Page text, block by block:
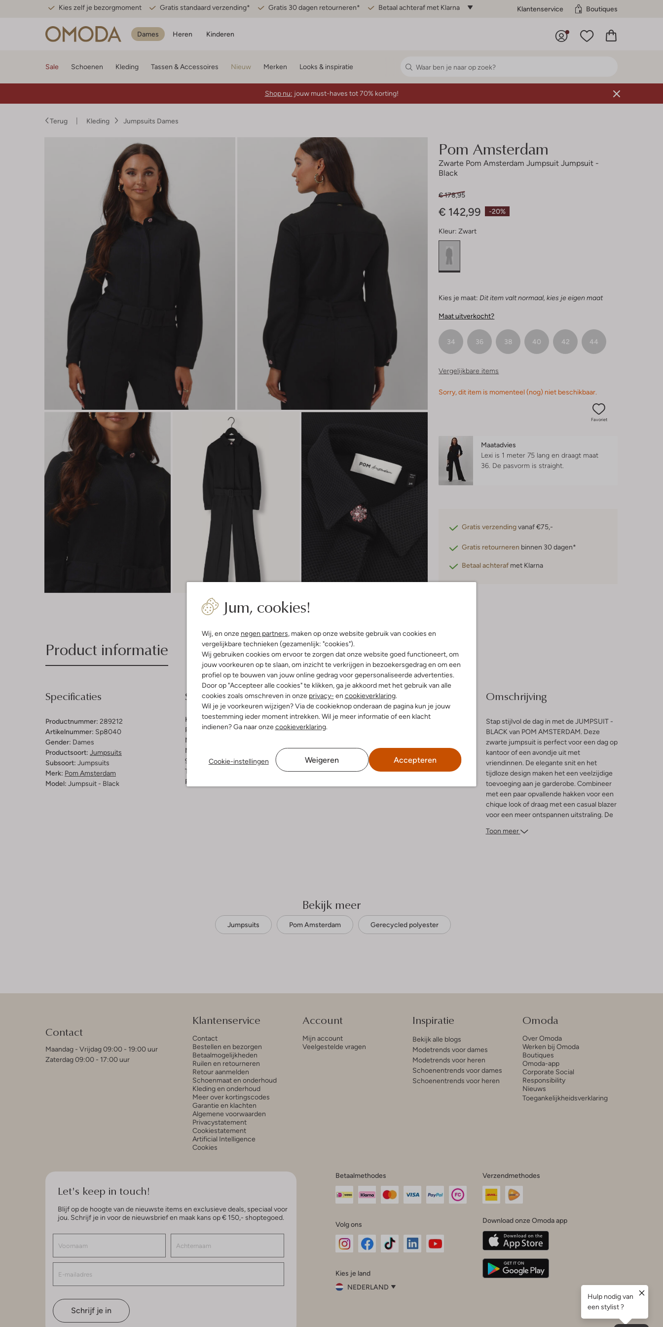
Kies zelf je bezorgmoment Gratis standaard verzending* Gratis 30 dagen retourneren* Betaal achteraf met Klarna Klantenservice Boutiques
Dames Heren Kinderen
Jum, cookies!
Wij, en onze negen partners, maken op onze website gebruik van cookies en
vergelijkbare technieken (gezamenlijk: "cookies").
Wij gebruiken cookies om ervoor te zorgen dat onze website goed functioneert, om
jouw voorkeuren op te slaan, om inzicht te verkrijgen in bezoekersgedrag en om een
profiel op te bouwen van jouw online gedrag voor gepersonaliseerde advertenties.
Door op "Accepteer alle cookies" te klikken, ga je akkoord met het gebruik van alle
cookies zoals omschreven in onze privacy- en cookieverklaring.
Wil je je voorkeuren wijzigen? Via de cookieknop onderaan de pagina kun je jouw
toestemming ieder moment intrekken. Wil je meer informatie of een klacht
indienen? Ga naar onzecookieverklaring.
Cookie-instellingen Weigeren Accepteren
Sale Schoenen Kleding Tassen & Accessoires Nieuw Merken Looks & inspiratie
Shop nu: jouw must-haves tot 70% korting!
Terug Kleding Jumpsuits Dames
Pom Amsterdam
Zwarte Pom Amsterdam Jumpsuit Jumpsuit -
Black
-20%
€ 178,95
€ 142,99
Kleur: Zwart
Kies je maat: Dit item valt normaal, kies je eigen maat
Maat uitverkocht?
34 36 38 40 42 44
Vergelijkbare items
Sorry, dit item is momenteel (nog) niet beschikbaar.
Favoriet
Maatadvies
Lexi is 1 meter 75 lang en draagt maat
36. De pasvorm is straight
Gratis verzendingvanaf €75,-
Gratis retourneren binnen 30 dagen*
Betaal achteraf met Klarna
Product informatie Bezorgen & retourneren
Specificaties
Productnummer: 289212
Artikelnummer: Sp8040
Gender: Dames
Productsoort: Jumpsuits
Subsoort: Jumpsuits
Merk: Pom Amsterdam
Model: Jumpsuit - Black
Samenstelling & Pasvorm
Kleur:Zwart
Patroon:Effen
Materiaal:
Materiaalpercentages:
97% Polyester, 3% Elastaan
Taillehoogte:
Pasvorm:
Wasvoorschriften
Kan niet in de droogtrommel
Niet chemisch reinigen
Omschrijving
Stap stijlvol de dag in met de JUMPSUIT -
BLACK van POM AMSTERDAM. Deze
zwarte jumpsuit is perfect voor een dag op
kantoor of een avondje uit met
vriendinnen. De elegante snit en het
tijdloze design maken het een veelzijdige
toevoeging aan je garderobe. Combineer
met een paar opvallende hakken voor een
chique look of draag met een casual blazer
voor een meer ontspannen uitstraling. De
materialen die zorgen voor een
Toon meer
Bekijk meer
Jumpsuits Pom Amsterdam Gerecycled polyester
Contact
Maandag - Vrijdag 09:00 - 19:00 uur
Zaterdag 09:00 - 17:00 uur
Klantenservice
Contact
Bestellen en bezorgen
Betaalmogelijkheden
Ruilen en retourneren
Retour aanmelden
Schoenmaat en onderhoud
Kleding en onderhoud
Meer over kortingscodes
Garantie en klachten
Algemene voorwaarden
Privacystatement
Cookiestatement
Artificial Intelligence
Cookies
Account
Mijn account
Veelgestelde vragen
Inspiratie
Bekijk alle blogs
Modetrends voor dames
Modetrends voor heren
Schoenentrends voor dames
Schoenentrends voor heren
Omoda
Over Omoda
Werken bij Omoda
Boutiques
Omoda-app
Corporate Social
Responsibility
Nieuws
Toegankelijkheidsverklaring
Let's keep in touch!
Blijf op de hoogte van de nieuwste items en exclusieve deals, speciaal voor
jou. Schrijf je in voor de nieuwsbrief en maak kans op € 150,- shoptegoed.
Schrijf je in
Betaalmethodes
Volg ons
InstagramFacebook
Kies je land
NEDERLAND
Verzendmethodes
Download onze Omoda app